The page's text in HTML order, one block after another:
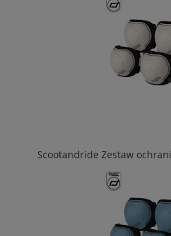
Scootandride Zestaw